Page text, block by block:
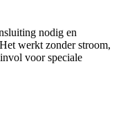
nodig en
werkt zonder stroom,
voor speciale